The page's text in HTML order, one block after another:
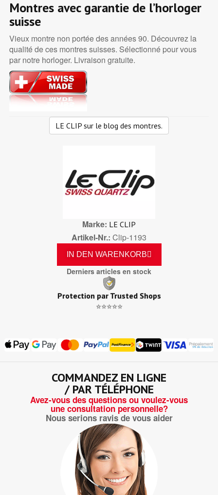
Montres avec garantie de l’horloger
suisse
Vieux montre non portée des années 90. Découvrez la
qualité de ces montres suisses. Sélectionné pour vous
par notre horloger. Livraison gratuite.
LE CLIP sur le blog des montres.
Marke LE CLIP
Artikel-Nr. Clip-1193
IN DEN WARENKORB
Derniers articles en stock
Protection par Trusted Shops
⭐⭐⭐⭐⭐
COMMANDEZ EN LIGNE
/ PAR TÉLÉPHONE
Avez-vous des questions ou voulez-vous
une consultation personnelle?
Nous serions ravis de vous aider